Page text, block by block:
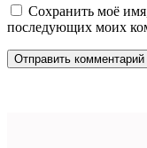
Сохранить моё
последующих моих